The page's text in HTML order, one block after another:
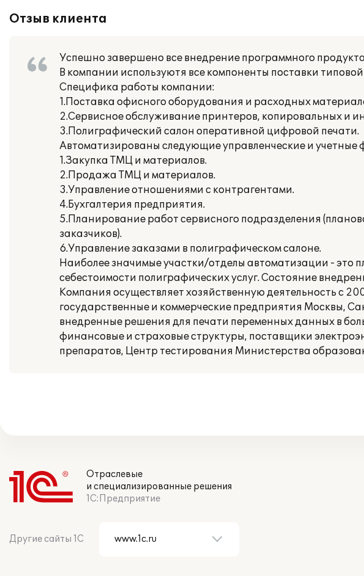
Отзыв клиента
Успешно завершено все внедрение программного
В компании используютя все компоненты поставки
Специфика работы компании:
1.Поставка офисного оборудования и расходных
2.Сервисное обслуживание принтеров, копировальных и
3.Полиграфический салон оперативной цифровой печати.
Автоматизированы следующие управленческие и учетные
1.Закупка ТМЦ и материалов.
2.Продажа ТМЦ и материалов.
3.Управление отношениями с контрагентами.
4.Бухгалтерия предприятия.
5.Планирование работ сервисного подразделения
заказчиков).
6.Управление заказами в полиграфическом салоне.
Наиболее значимые участки/отделы автоматизации - это
себестоимости полиграфических услуг. Состояние
Компания осуществляет хозяйственную деятельность с
государственные и коммерческие предприятия Москвы,
внедренные решения для печати переменных данных в
финансовые и страховые структуры, поставщики
препаратов, Центр тестирования Министерства
Отраслевые
и специализированные решения
1С:Предприятие
Другие сайты 1С